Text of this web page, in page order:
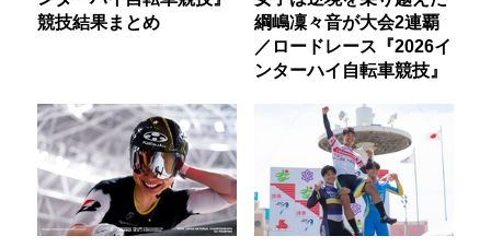
競技結果まとめ
綱嶋凜々音が大会2連覇
／ロードレース『2026イ
ンターハイ自転車競技』